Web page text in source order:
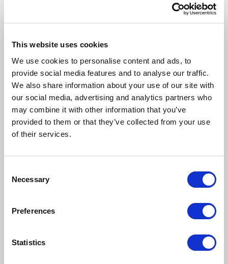
This website uses cookies
We use cookies to personalise content and ads, to
provide social media features and to analyse our traffic.
We also share information about your use of our site with
our social media, advertising and analytics partners who
may combine it with other information that you’ve
provided to them or that they’ve collected from your use
of their services.
Selection
Necessary
Preferences
Statistics
NAPISZ KOMENTARZ
Sortuj
Nie ma tutaj jeszcze żadnego
komentarza, bądź pierwszy!